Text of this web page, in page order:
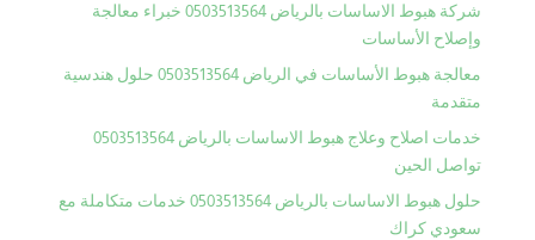
شركة هبوط الاساسات بالرياض 0503513564 خبراء معالجة
وإصلاح الأساسات
معالجة هبوط الأساسات في الرياض 0503513564 حلول هندسية
متقدمة
خدمات اصلاح وعلاج هبوط الاساسات بالرياض 0503513564
تواصل الحين
حلول هبوط الاساسات بالرياض 0503513564 خدمات متكاملة مع
سعودي كراك